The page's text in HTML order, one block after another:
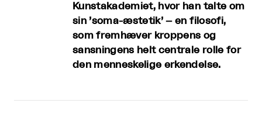
Kunstakademiet, hvor han talte om
sin ’soma-æstetik’ – en filosofi,
som fremhæver kroppens og
sansningens helt centrale rolle for
den menneskelige erkendelse.